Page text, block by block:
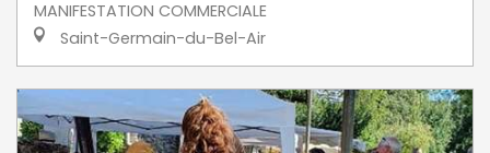
MANIFESTATION COMMERCIALE
Saint-Germain-du-Bel-Air